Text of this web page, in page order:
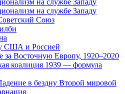
на службе Западу
на службе Западу
Союз
США и Россией
за Восточную Европу, 1920–2020
коалиция 1939 — формула
в бездну Второй мировой